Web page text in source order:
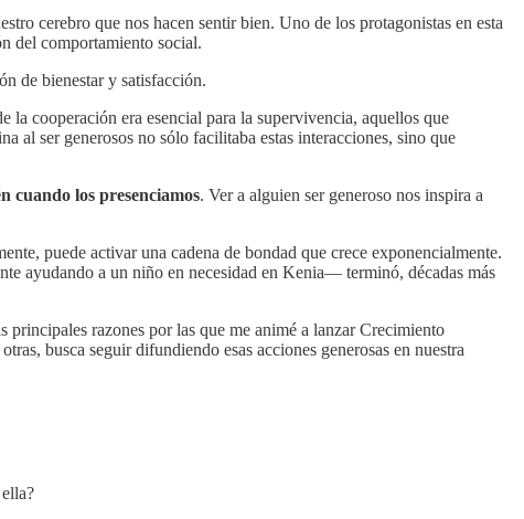
cerebro que nos hacen sentir bien. Uno de los protagonistas en esta
del comportamiento social.
de bienestar y satisfacción.
la cooperación era esencial para la supervivencia, aquellos que
al ser generosos no sólo facilitaba estas interacciones, sino que
cuando los presenciamos. Ver a alguien ser generoso nos inspira a
puede activar una cadena de bondad que crece exponencialmente.
ayudando a un niño en necesidad en Kenia— terminó, décadas más
principales razones por las que me animé a lanzar Crecimiento
busca seguir difundiendo esas acciones generosas en nuestra